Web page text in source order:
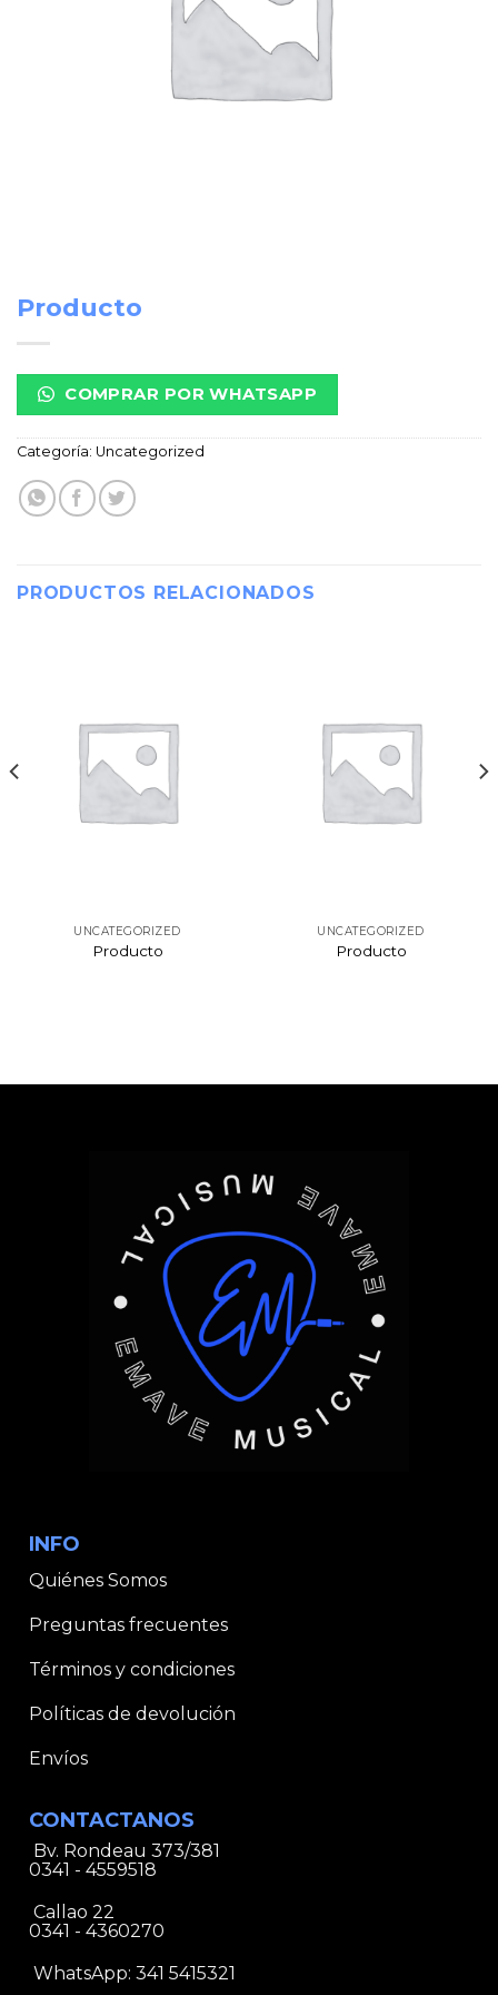
Producto
COMPRAR POR WHATSAPP
Categoría: Uncategorized
PRODUCTOS RELACIONADOS
UNCATEGORIZED
Producto
UNCATEGORIZED
Producto
INFO
Quiénes Somos
Preguntas frecuentes
Términos y condiciones
Políticas de devolución
Envíos
CONTACTANOS
Bv. Rondeau 373/381
0341 - 4559518
Callao 22
0341 - 4360270
WhatsApp: 341 5415321